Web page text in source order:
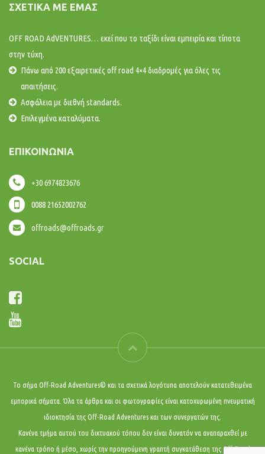
ΣΧΕΤΙΚΆ ΜΕ ΕΜΆΣ
OFF ROAD AdVENTURES… εκεί που το ταξίδι είναι εμπειρία και τίποτα
στην τύχη.
Πάνω από 200 εξαιρετικές off road 4×4 διαδρομές για όλες τις
απαιτήσεις.
Ασφάλεια με διεθνή standards.
Επιλεγμένα καταλύματα.
ΕΠΙΚΟΙΝΩΝΊΑ
+30 6974823676
0088 21652002762
offroads@offroads.gr
SOCIAL
Το σήμα Off-Road Adventures© και τα σχετικά λογότυπα αποτελούν κατατεθειμένα
εμπορικά σήματα. Όλα τα άρθρα και οι φωτογραφίες είναι κατοχυρωμένη πνευματική
ιδιοκτησία της Off-Road Adventures και των συνεργατών της.
Κανένα τμήμα αυτού του δικτυακού τόπου δεν είναι δυνατόν να αναπαραχθεί με
κανένα τρόπο ή μέσο, χωρίς την προηγούμενη γραπτή συγκατάθεση της Off-Road